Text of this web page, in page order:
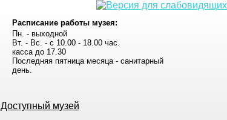
Расписание работы музея:
Пн. - выходной
Вт. - Вс. - с 10.00 - 18.00 час.
касса до 17.30
Последняя пятница месяца - санитарный
день.
Доступный музей